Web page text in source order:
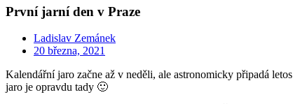
První jarní den v Praze
Ladislav Zemánek
20 března, 2021
Kalendářní jaro začne až v neděli, ale astronomicky připadá letos
jaro je opravdu tady 🙂